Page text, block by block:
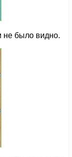
не было видно.